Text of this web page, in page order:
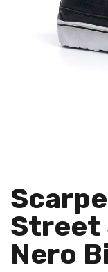
Street
Nero